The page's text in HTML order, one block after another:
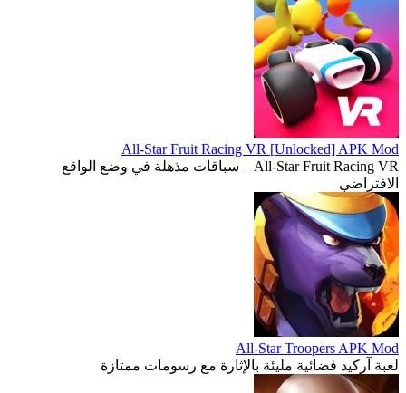
All-Star Fruit Racing VR [Unlocked] APK Mod
All-Star Fruit Racing VR – سباقات مذهلة في وضع الواقع
الافتراضي
All-Star Troopers APK Mod
لعبة آركيد فضائية مليئة بالإثارة مع رسومات ممتازة